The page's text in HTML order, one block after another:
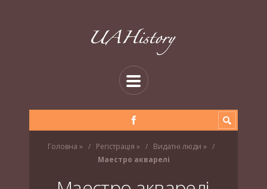
Головна » Регістрація » Видатні люди »
Маестро акварелі